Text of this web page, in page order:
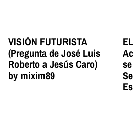
VISIÓN FUTURISTA
(Pregunta de José Luis
Roberto a Jesús Caro)
by mixim89